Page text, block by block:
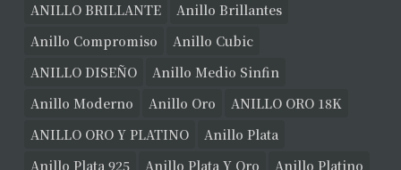
ANILLO BRILLANTE
Anillo Brillantes
Anillo Compromiso
Anillo Cubic
ANILLO DISEÑO
Anillo Medio Sinfin
Anillo Moderno
Anillo Oro
ANILLO ORO 18K
ANILLO ORO Y PLATINO
Anillo Plata
Anillo Plata 925
Anillo Plata Y Oro
Anillo Platino